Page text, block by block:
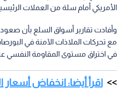
الأمريكي أمام سلة من العملات
وأفادت تقارير أسواق السلع بأن صعود
مع تحركات الملاذات الآمنة في
في اختراق مستوى المقاومة النفسي عند 60 دولارا
اقرأ أيضا: انخفاض أسعار